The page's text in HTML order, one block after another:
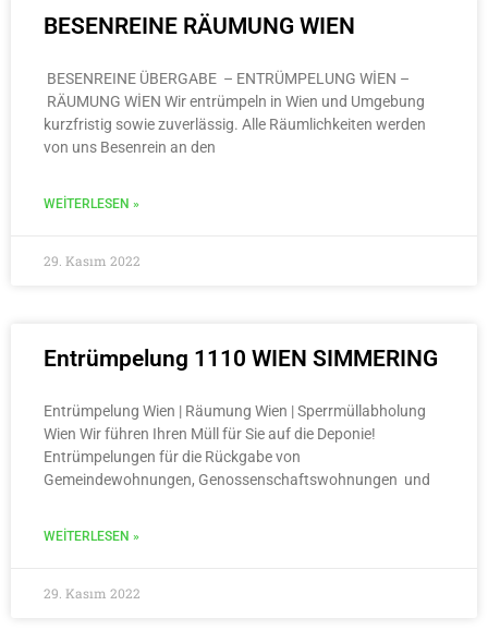
BESENREINE RÄUMUNG WIEN
BESENREINE ÜBERGABE – ENTRÜMPELUNG WİEN –
RÄUMUNG WİEN Wir entrümpeln in Wien und Umgebung
kurzfristig sowie zuverlässig. Alle Räumlichkeiten werden
von uns Besenrein an den
WEITERLESEN »
29. Kasım 2022
Entrümpelung 1110 WIEN SIMMERING
Entrümpelung Wien | Räumung Wien | Sperrmüllabholung
Wien Wir führen Ihren Müll für Sie auf die Deponie!
Entrümpelungen für die Rückgabe von
Gemeindewohnungen, Genossenschaftswohnungen und
WEITERLESEN »
29. Kasım 2022